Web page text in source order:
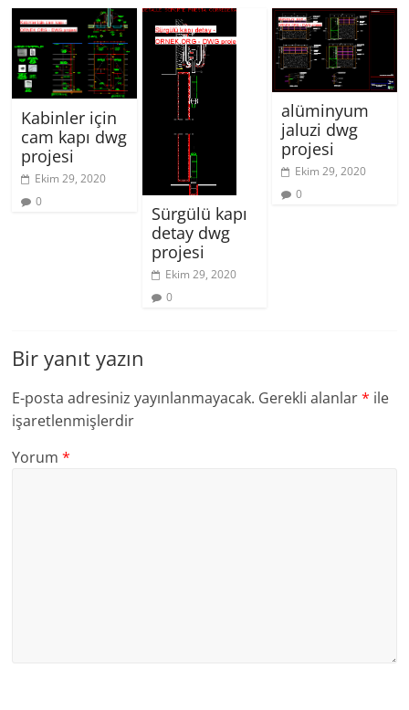
Kabinler için
cam kapı dwg
projesi
Ekim 29, 2020
0
Sürgülü kapı
detay dwg
projesi
Ekim 29, 2020
0
alüminyum
jaluzi dwg
projesi
Ekim 29, 2020
0
Bir yanıt yazın
E-posta adresiniz yayınlanmayacak. Gerekli alanlar* ile
işaretlenmişlerdir
Yorum*